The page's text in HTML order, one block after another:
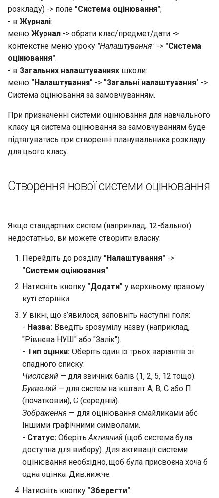
Групи результатів
Групи результатів
Відмітка про
за допомогою QR кодів
Мобільний журнал
облікового запису
Мережа класів
Реєстрації на програми
Родинні зв'язки
Акаунти Stripe
Підписки на програми
Шаблони реєстрації
Дашборд віджет програм
розкладу) -> поле "Система оцінювання";
- в Журналі:
меню Журнал -> обрати клас/предмет/дати ->
контекстне меню уроку "Налаштування"-> "Система
оцінювання".
- в Загальних налаштуваннях школи:
меню "Налаштування" -> "Загальні налаштування" ->
Система оцінювання за замовчуванням.
При призначенні системи оцінювання для навчального
класу ця система оцінювання за замовчуванням буде
підтягуватись при створенні планувальника розкладу
для цього класу.
Створення нової системи оцінювання
Якщо стандартних систем (наприклад, 12-бальної)
недостатньо, ви можете створити власну:
Перейдіть до розділу "Налаштування" ->
"Системи оцінювання".
Натисніть кнопку "Додати" у верхньому правому
куті сторінки.
У вікні, що з’явилося, заповніть наступні поля:
- Назва: Введіть зрозумілу назву (наприклад,
"Рівнева НУШ" або "Залік").
- Тип оцінки: Оберіть один із трьох варіантів зі
спадного списку:
Числовий — для звичних балів (1, 2, 5, 12 тощо).
Буквений — для систем на кшталт A, B, C або П
(початковий), С (середній).
Зображення — для оцінювання смайликами або
іншими графічними символами.
- Статус: ОберітьАктивний (щоб система була
доступна для вибору). Для активації системи
оцінювання необхідно, щоб була присвоєна хоча б
одна оцінка. Див.нижче.
Натисніть кнопку "Зберегти".